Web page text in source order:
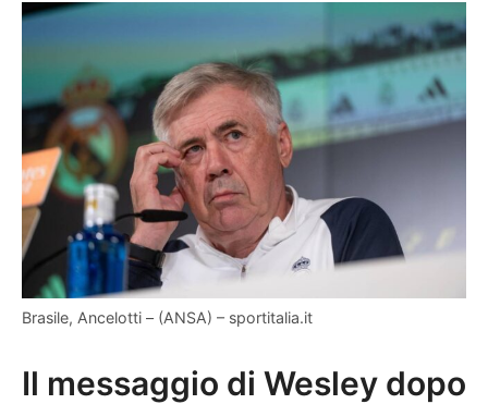
Brasile, Ancelotti – (ANSA) – sportitalia.it
Il messaggio di Wesley dopo